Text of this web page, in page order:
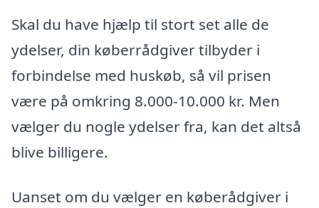
Skal du have hjælp til stort set alle de
ydelser, din køberrådgiver tilbyder i
forbindelse med huskøb, så vil prisen
være på omkring 8.000-10.000 kr. Men
vælger du nogle ydelser fra, kan det altså
blive billigere.
Uanset om du vælger en køberådgiver i